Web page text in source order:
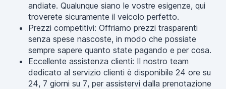
andiate. Qualunque siano le vostre esigenze, qui
troverete sicuramente il veicolo perfetto.
Prezzi competitivi: Offriamo prezzi trasparenti
senza spese nascoste, in modo che possiate
sempre sapere quanto state pagando e per cosa.
Eccellente assistenza clienti: Il nostro team
dedicato al servizio clienti è disponibile 24 ore su
24, 7 giorni su 7, per assistervi dalla prenotazione